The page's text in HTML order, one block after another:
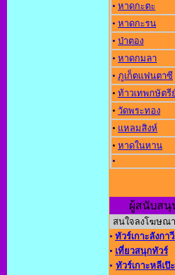
• หาดกะตะ
• หาดกะรน
• ป่าตอง
• หาดกมลา
• ภูเก็ตแฟนตาซี
• ท้าวเทพกษัตรี
• วัดพระทอง
• แหลมสิงห์
• หาดในหาน
•
ผู้สนับสนุ
สนใจลงโฆษณ
• ทัวร์เกาะลังกา
• เที่ยวสนุกทัวร์
• ทัวร์เกาะหลีเป๊